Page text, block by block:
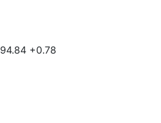
94.84 +0.78